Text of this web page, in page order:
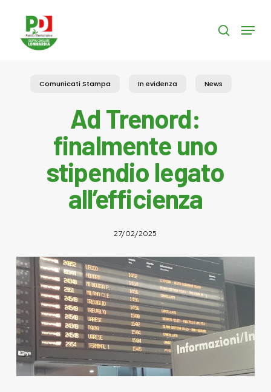
content
search
Menu
Comunicati Stampa In evidenza News
Ad Trenord:
finalmente uno
stipendio legato
all’efficienza
27/02/2025